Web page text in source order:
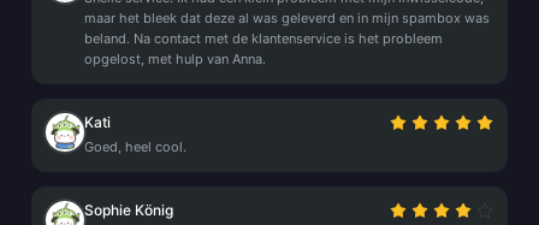
maar het bleek dat deze al was geleverd en in mijn spambox was
beland. Na contact met de klantenservice is het probleem
opgelost, met hulp van Anna.
Kati
Goed, heel cool.
Sophie König